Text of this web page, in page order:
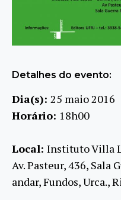
Detalhes do evento:
Dia(s): 25 maio 2016
Horário: 18h00
Local: Instituto Villa
Av. Pasteur, 436, Sala
andar, Fundos, Urca.,